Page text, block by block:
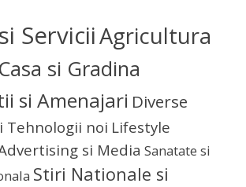
ServiciiAgricultura
Casa si Gradina
si Amenajari Diverse
Tehnologii noi Lifestyle
si Media Sanatate si
Stiri Nationale si